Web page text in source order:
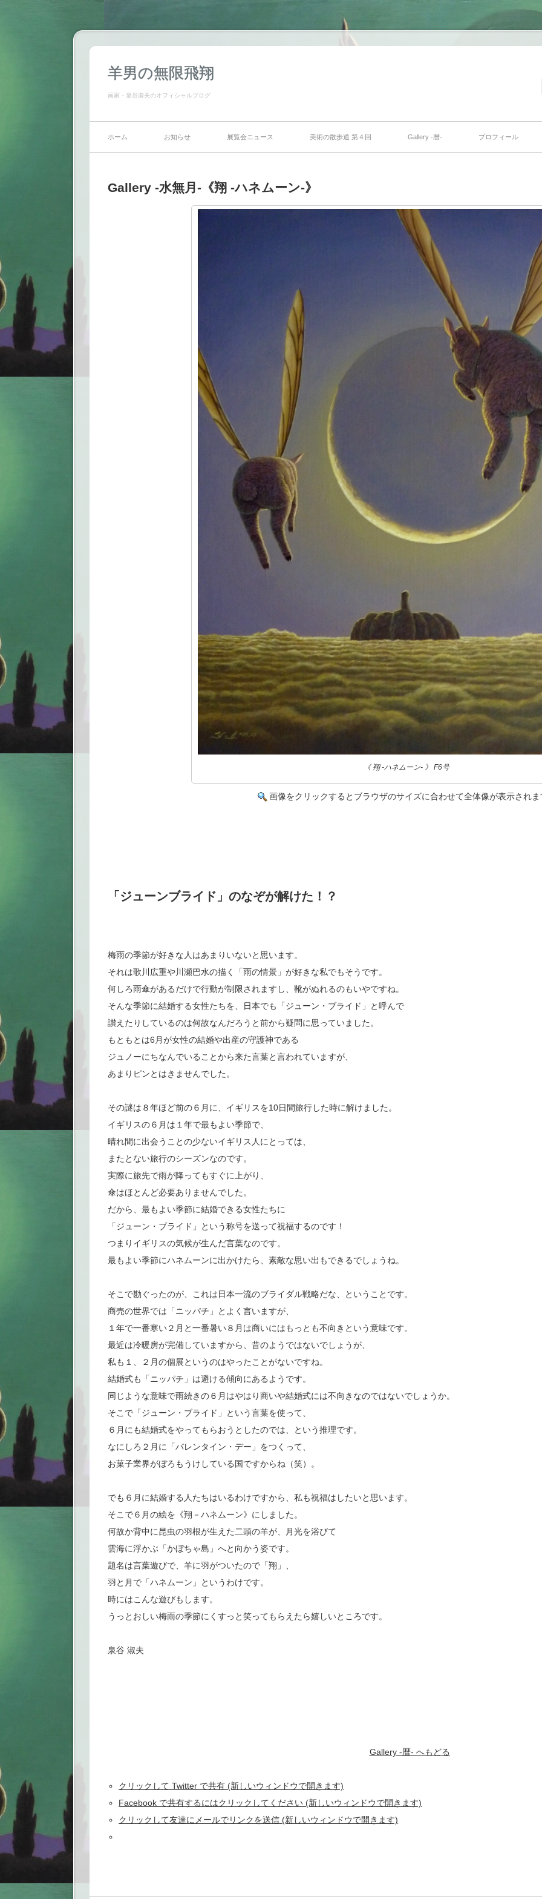
羊男の無限飛翔
画家・泉谷淑夫のオフィシャルブログ
ホーム お知らせ 展覧会ニュース 美術の散歩道 第４回 Gallery -暦- プロフィール
Gallery -水無月-《翔 -ハネムーン-》
《 翔 -ハネムーン- 》 F6号
画像をクリックするとブラウザのサイズに合わせて全体像が表示されま
「ジューンブライド」のなぞが解けた！？
梅雨の季節が好きな人はあまりいないと思います。
それは歌川広重や川瀬巴水の描く「雨の情景」が好きな私でもそうです。
何しろ雨傘があるだけで行動が制限されますし、靴がぬれるのもいやですね。
そんな季節に結婚する女性たちを、日本でも「ジューン・ブライド」と呼んで
讃えたりしているのは何故なんだろうと前から疑問に思っていました。
もともとは6月が女性の結婚や出産の守護神である
ジュノーにちなんでいることから来た言葉と言われていますが、
あまりピンとはきませんでした。
その謎は８年ほど前の６月に、イギリスを10日間旅行した時に解けました。
イギリスの６月は１年で最もよい季節で、
晴れ間に出会うことの少ないイギリス人にとっては、
またとない旅行のシーズンなのです。
実際に旅先で雨が降ってもすぐに上がり、
傘はほとんど必要ありませんでした。
だから、最もよい季節に結婚できる女性たちに
「ジューン・ブライド」という称号を送って祝福するのです！
つまりイギリスの気候が生んだ言葉なのです。
最もよい季節にハネムーンに出かけたら、素敵な思い出もできるでしょうね。
そこで勘ぐったのが、これは日本一流のブライダル戦略だな、ということです。
商売の世界では「ニッパチ」とよく言いますが、
１年で一番寒い２月と一番暑い８月は商いにはもっとも不向きという意味です。
最近は冷暖房が完備していますから、昔のようではないでしょうが、
私も１、２月の個展というのはやったことがないですね。
結婚式も「ニッパチ」は避ける傾向にあるようです。
同じような意味で雨続きの６月はやはり商いや結婚式には不向きなのではないでしょうか。
そこで「ジューン・ブライド」という言葉を使って、
６月にも結婚式をやってもらおうとしたのでは、という推理です。
なにしろ２月に「バレンタイン・デー」をつくって、
お菓子業界がぼろもうけしている国ですからね（笑）。
でも６月に結婚する人たちはいるわけですから、私も祝福はしたいと思います。
そこで６月の絵を《翔－ハネムーン》にしました。
何故か背中に昆虫の羽根が生えた二頭の羊が、月光を浴びて
雲海に浮かぶ「かぼちゃ島」へと向かう姿です。
題名は言葉遊びで、羊に羽がついたので「翔」、
羽と月で「ハネムーン」というわけです。
時にはこんな遊びもします。
うっとおしい梅雨の季節にくすっと笑ってもらえたら嬉しいところです。
泉谷 淑夫
Gallery -暦- へもどる
クリックして Twitter で共有 (新しいウィンドウで開きます)
Facebook で共有するにはクリックしてください (新しいウィンドウで開きます)
クリックして友達にメールでリンクを送信 (新しいウィンドウで開きます)